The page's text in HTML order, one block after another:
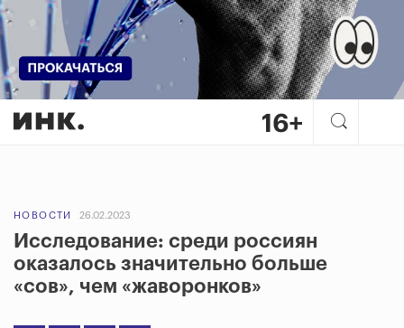
НОВОСТИ 26.02.2023
Исследование: среди россиян
оказалось значительно больше
«сов», чем «жаворонков»